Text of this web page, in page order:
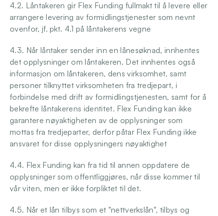
4.2. Låntakeren gir Flex Funding fullmakt til å levere eller
arrangere levering av formidlingstjenester som nevnt
ovenfor, jf. pkt. 4.1 på låntakerens vegne
4.3. Når låntaker sender inn en lånesøknad, innhentes
det opplysninger om låntakeren. Det innhentes også
informasjon om låntakeren, dens virksomhet, samt
personer tilknyttet virksomheten fra tredjepart, i
forbindelse med drift av formidlingstjenesten, samt for å
bekrefte låntakerens identitet. Flex Funding kan ikke
garantere nøyaktigheten av de opplysninger som
mottas fra tredjeparter, derfor påtar Flex Funding ikke
ansvaret for disse opplysningers nøyaktighet
4.4. Flex Funding kan fra tid til annen oppdatere de
opplysninger som offentliggjøres, når disse kommer til
vår viten, men er ikke forpliktet til det.
4.5. Når et lån tilbys som et "nettverkslån", tilbys og